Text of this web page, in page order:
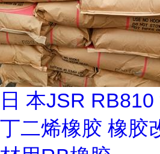
日 本JSR
丁二烯橡胶 橡胶